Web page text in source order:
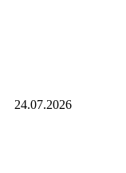
24.07.2026